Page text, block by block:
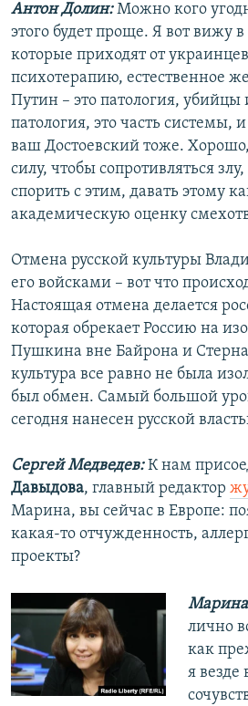
Антон Долин:Можно кого
этого будет проще. Я вот вижу
которые приходят от
психотерапию, естественное
Путин – это патология, убийцы
патология, это часть системы,
ваш Достоевский тоже.
силу, чтобы сопротивляться
спорить с этим, давать этому
академическую оценку
Отмена русской культуры
его войсками – вот что
Настоящая отмена делается
которая обрекает Россию на
Пушкина вне Байрона и
культура все равно не была
был обмен. Самый большой
сегодня нанесен русской
Сергей Медведев:К нам
Давыдова, главный редактор
Марина, вы сейчас в Европе:
какая-то отчужденность,
проекты?
лично
как
я везде